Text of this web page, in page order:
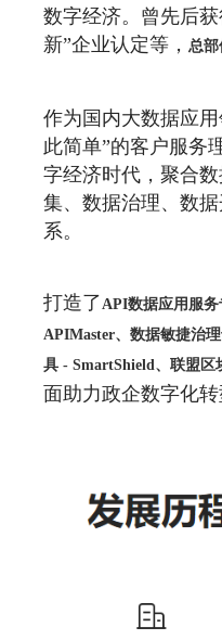
数字经济。曾先后
新”企业认定等， 总部
作为国内大数据应
此简单”的客户服务
字经济时代，聚合
集、数据治理、数
系。
打造了API数据应用服
APIMaster、数据敏捷治
具 - SmartShield、联盟
面助力政企数字化转